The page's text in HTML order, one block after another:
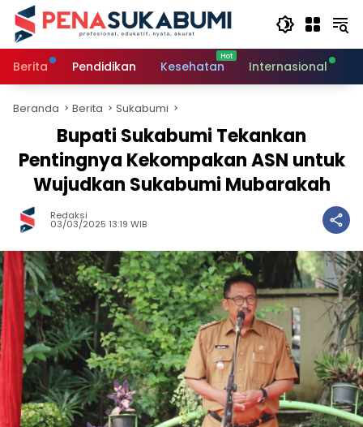
Langsung
konten
Berita
Pendidikan Kesehatan Internasional
Beranda Berita Sukabumi
Bupati Sukabumi Tekankan
Pentingnya Kekompakan ASN untuk
Wujudkan Sukabumi Mubarakah
Redaksi
03/03/2025 13:19 WIB